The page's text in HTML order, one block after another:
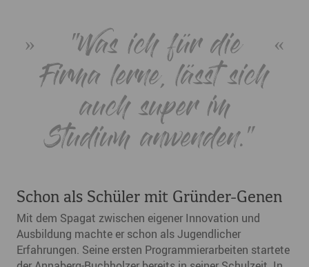
"Was ich für die
Firma lerne, lässt sich
auch super im
Studium anwenden.“
Schon als Schüler mit Gründer-Genen
Mit dem Spagat zwischen eigener Innovation und
Ausbildung machte er schon als Jugendlicher
Erfahrungen. Seine ersten Programmierarbeiten startete